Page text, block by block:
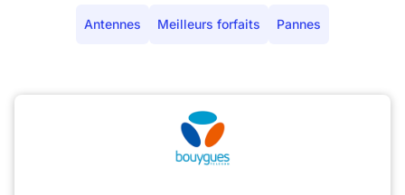
Antennes Meilleurs forfaits Pannes